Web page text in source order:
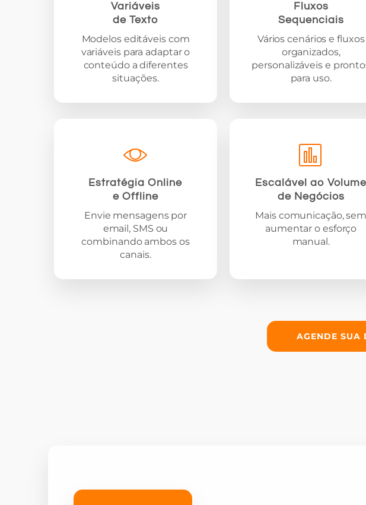
Variáveis
de Texto
Modelos editáveis com
variáveis para adaptar o
conteúdo a diferentes
situações.
Fluxos
Sequenciais
Vários cenários e fluxos
organizados,
personalizáveis e
para uso.
Estratégia Online
e Offline
Envie mensagens por
email, SMS ou
combinando ambos os
canais.
Escalável ao Volume
de Negócios
Mais comunicação, sem
aumentar o esforço
manual.
AGENDE SUA